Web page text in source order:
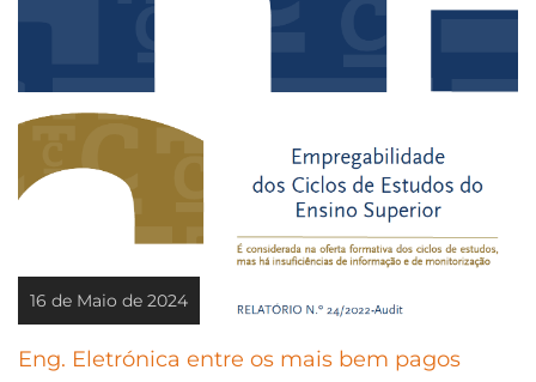
16 de Maio de 2024
Eng. Eletrónica entre os mais bem pagos